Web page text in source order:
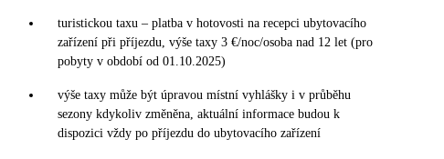
turistickou taxu – platba v hotovosti na recepci ubytovacího
zařízení při příjezdu, výše taxy 3 €/noc/osoba nad 12 let (pro
pobyty v období od 01.10.2025)
výše taxy může být úpravou místní vyhlášky i v průběhu
sezony kdykoliv změněna, aktuální informace budou k
dispozici vždy po příjezdu do ubytovacího zařízení